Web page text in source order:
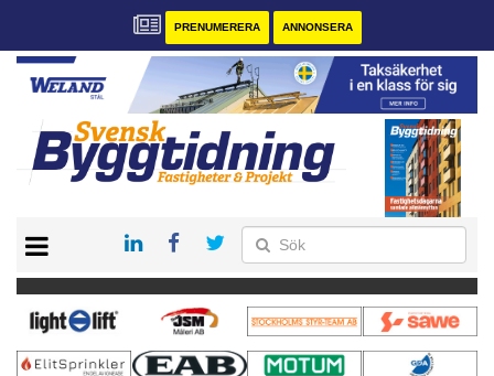
PRENUMERERA ANNONSERA
PRENUMERERA
VÅRA ANDRA MAGASIN
ANNONSERA